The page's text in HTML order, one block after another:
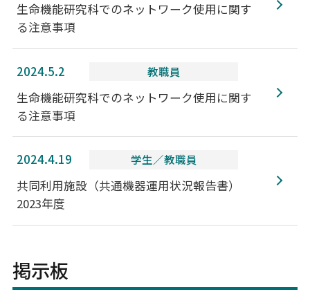
生命機能研究科でのネットワーク使用に関す
る注意事項
2024.5.2 教職員
生命機能研究科でのネットワーク使用に関す
る注意事項
2024.4.19 学生／教職員
共同利用施設（共通機器運用状況報告書）
2023年度
掲示板